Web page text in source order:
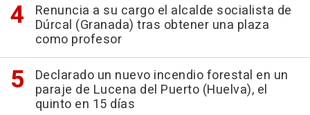
Renuncia a su cargo el alcalde socialista de
Dúrcal (Granada) tras obtener una plaza
como profesor
Declarado un nuevo incendio forestal en un
paraje de Lucena del Puerto (Huelva), el
quinto en 15 días